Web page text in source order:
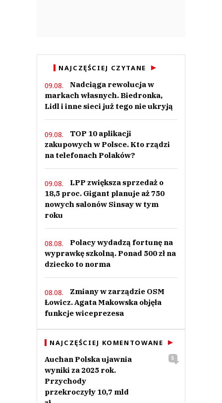
NAJCZĘŚCIEJ CZYTANE
09.08.
Nadciąga rewolucja w
markach własnych. Biedronka,
Lidl i inne sieci już tego nie ukryją
09.08.
TOP 10 aplikacji
zakupowych w Polsce. Kto rządzi
na telefonach Polaków?
09.08.
LPP zwiększa sprzedaż o
18,5 proc. Gigant planuje aż 750
nowych salonów Sinsay w tym
roku
08.08.
Polacy wydadzą fortunę na
wyprawkę szkolną. Ponad 500 zł na
dziecko to norma
08.08.
Zmiany w zarządzie OSM
Łowicz. Agata Makowska objęła
funkcje wiceprezesa
NAJCZĘŚCIEJ KOMENTOWANE
Auchan Polska ujawnia
wyniki za 2025 rok.
Przychody
przekroczyły 10,7 mld
5